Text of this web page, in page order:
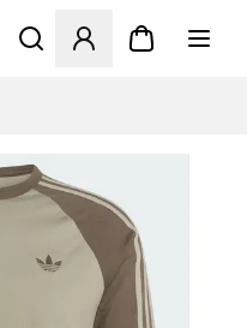
Åbner en Modal til at